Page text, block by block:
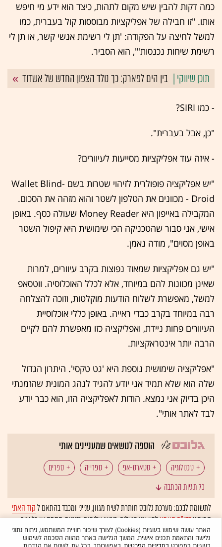
כמה דקות להבין שיש מקום לתהות, כיצד הוא ידע מי חיפש
אותו. "זו חבילה של אפליקציות מבוססות קול בעברית, כמו
למשל לחיצה על הפקודה: 'תן לי רשימת אנשי קשר, או תן לי
רשימת שיחות נכנסות'", הוא הסביר.
בין הים לפארק: כך נולד הצפון החדש של אשדוד
- כמו SIRI?
"כן, אבל בעברית".
- איזה עוד אפליקציות מסייעות לעיוורים?
"יש אפליקציה פופולרית לזיהוי שטרות בשם Wallet Blind-
Droid - מכוונים את הטלפון לשטר והוא מזהה את הסכום.
המקבילה באייפון היא Money Reader שעולה כסף. באופן
אישי, אני סבור שהטכניקה הכי שימושית היא קיפול השטר
באופן מסוים", מודה נאמן.
"יש גם אפליקציות שמאוד נפוצות בקרב עיוורים, למרות
שאינן מכוונות להם במיוחד, אלא לכלל האוכלוסיה. ווטסאפ
למשל, מאפשרת לשלוח הודעות מוקלטות, וזוכה להצלחה
רבה במיוחד בקרב כבדי ראייה. באופן כללי אוכלוסיית
העיוורים פחות ניידת, ואפליקציה כזו מאפשרת להם לקיים
הרבה יותר אינטראקציות.
"אפליקציה שימושית נוספת היא 'גט טקסי'. היתרון הגדול
שלה הוא שלא תמיד אני יודע להגיד לנהג המונית שהזמנתי
היכן בדיוק אני נמצא. הודות לאפליקציה הזו, הוא כבר יודע
לבד לאתר אותי".
הוספה לנושאים שמעניינים אותי
טכנולוגיה סטארט-אפ ספרייה ספרים
כל תגיות הכתבה
לתשומת לבכם: מערכת גלובס חותרת לשיח מגוון, ענייני ומכבד בהתאם לקוד האתי
המופיעבדו"ח האמוןלפיו אנו פועלים. ביטויי אלימות, גזענות, הסתה או כל שיח
בלתי הולם אחר מסוננים בצורהאוטומטיתולא יפורסמו באתר.
האתר עושה שימוש בעוגיות (Cookies) לצורך שיפור חוויית המשתמש, ניתוח נתוני
גלישה והתאמת תכנים אישית. המשך הגלישה באתר מהווה הסכמה לשימוש